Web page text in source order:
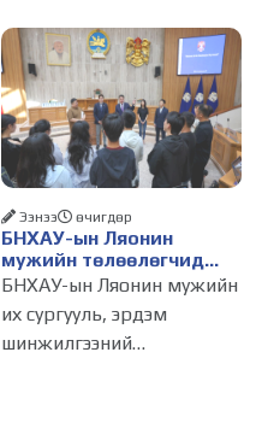
журмын зарим хэсгийг
хүчингүй болгож,
зөвшөөрлийн шинжтэй
103 бүртгэлээс нийслэлийн
бизнес эрхлэгчдийг
БНХАУ-ын Ляонин
мужийн төлөөлөгчид
НИТХ-ын үйл
танилцлаа
Ээнээ өчигдѳр
БНХАУ-ын Ляонин мужийн
их сургууль, эрдэм
шинжилгээний